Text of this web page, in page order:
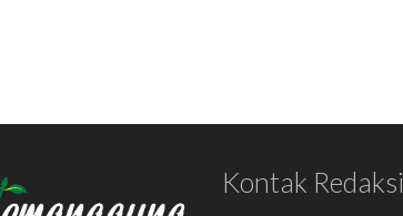
Kontak Redaksi